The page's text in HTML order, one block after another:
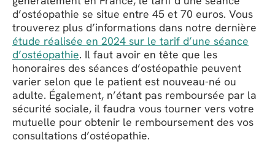
d’ostéopathie se situe entre 45 et 70 euros. Vous
trouverez plus d’informations dans notre dernière
étude réalisée en 2024 sur le tarif d’une séance
d’ostéopathie. Il faut avoir en tête que les
honoraires des séances d’ostéopathie peuvent
varier selon que le patient est nouveau-né ou
adulte. Également, n’étant pas remboursée par la
sécurité sociale, il faudra vous tourner vers votre
mutuelle pour obtenir le remboursement des vos
consultations d’ostéopathie.